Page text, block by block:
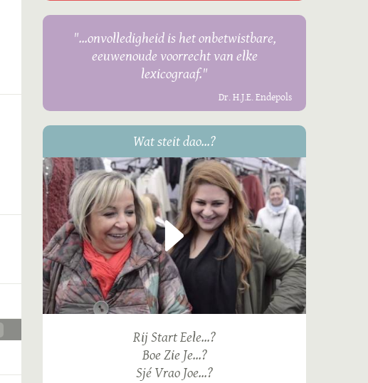
"...onvolledigheid is het onbetwistbare,
eeuwenoude voorrecht van elke
lexicograaf."
Dr. H.J.E. Endepols
Wat steit dao...?
Rij Start Eele...?
Boe Zie Je...?
Sjé Vrao Joe...?